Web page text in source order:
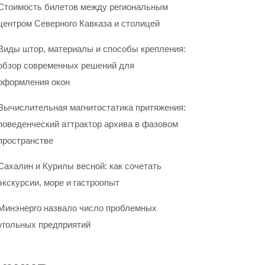
билетов между региональным
Северного Кавказа и столицей
штор, материалы и способы крепления:
современных решений для
окон
магнитостатика притяжения:
аттрактор архива в фазовом
и Курилы весной: как сочетать
море и гастроопыт
назвало число проблемных
предприятий